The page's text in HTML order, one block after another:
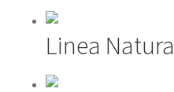
Linea Natura